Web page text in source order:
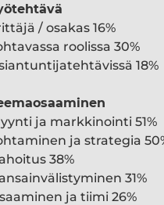
/ osakas 16%
roolissa 30%
18%
ja markkinointi 51%
ja strategia
38%
31%
ja tiimi 26%